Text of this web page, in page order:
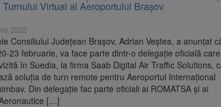
pentru rovinietă și TollRo va începe la 1 octombrie
fiscală de peste 330.000 de lei, clasat la Brașov
Virtual al Aeroportului Brașov
2022
Consiliului Județean Brașov, Adrian Veștea, a anunțat
23 februarie, va face parte dintr-o delegaţie oficială
în Suedia, la firma Saab Digital Air Traffic Solutions,
soluţia de turn remote pentru Aeroportul Internaţional
Din delegaţie fac parte oficiali ai ROMATSA şi ai
[…]